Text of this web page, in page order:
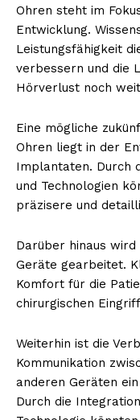
Ohren steht im
Entwicklung.
Leistungsfähigkeit
verbessern und die
Hörverlust noch
Eine mögliche
Ohren liegt in der
Implantaten. Durch
und Technologien
präzisere und
Darüber hinaus
Geräte gearbeitet.
Komfort für die
chirurgischen
Weiterhin ist die
Kommunikation
anderen Geräten
Durch die